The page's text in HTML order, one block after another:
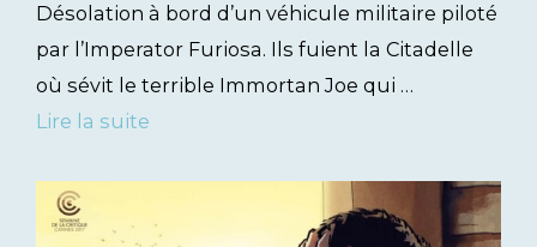
Désolation à bord d’un véhicule militaire piloté
par l’Imperator Furiosa. Ils fuient la Citadelle
où sévit le terrible Immortan Joe qui …
Lire la suite